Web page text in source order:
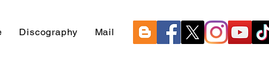
Discography Mail